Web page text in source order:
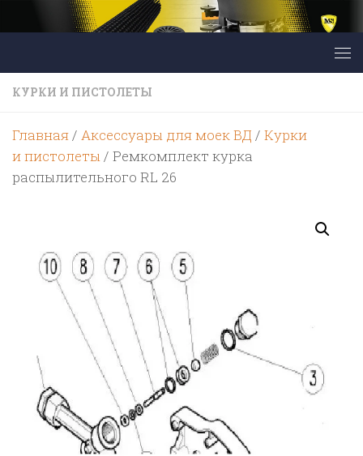
Перейти к содержимому
КУРКИ И ПИСТОЛЕТЫ
Главная/ Аксессуары для моек ВД / Курки
и пистолеты/ Ремкомплект курка
распылительного RL 26